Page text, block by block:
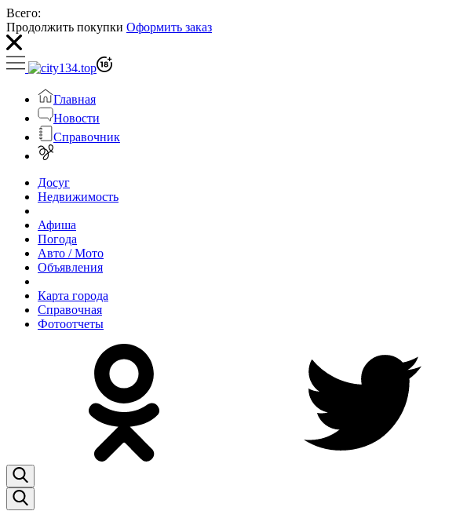
Всего:
Продолжить покупки Оформить заказ
Главная
Новости
Справочник
Досуг
Недвижимость
Афиша
Погода
Авто / Мото
Объявления
Карта города
Справочная
Фотоотчеты